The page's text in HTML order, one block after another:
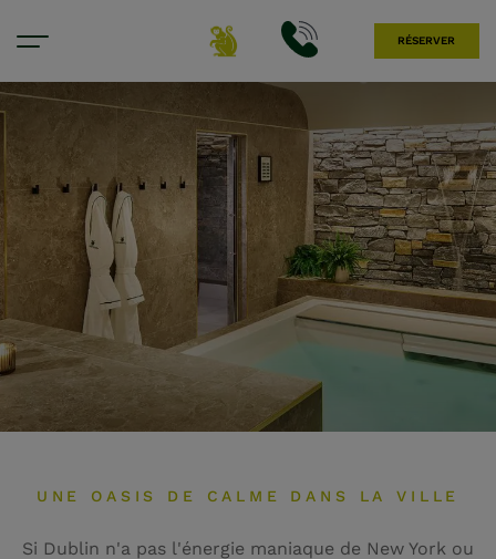
RÉSERVER
Wellness Hotel Dublin
UNE OASIS DE CALME DANS LA VILLE
Si Dublin n'a pas l'énergie maniaque de New York ou